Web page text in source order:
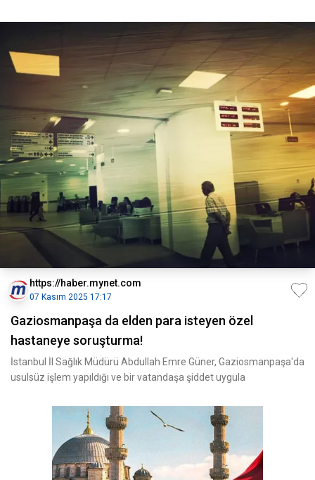
https://haber.mynet.com
07 Kasım 2025 17:17
Gaziosmanpaşa da elden para isteyen özel
hastaneye soruşturma!
İstanbul İl Sağlık Müdürü Abdullah Emre Güner, Gaziosmanpaşa'da
usulsüz işlem yapıldığı ve bir vatandaşa şiddet uygula